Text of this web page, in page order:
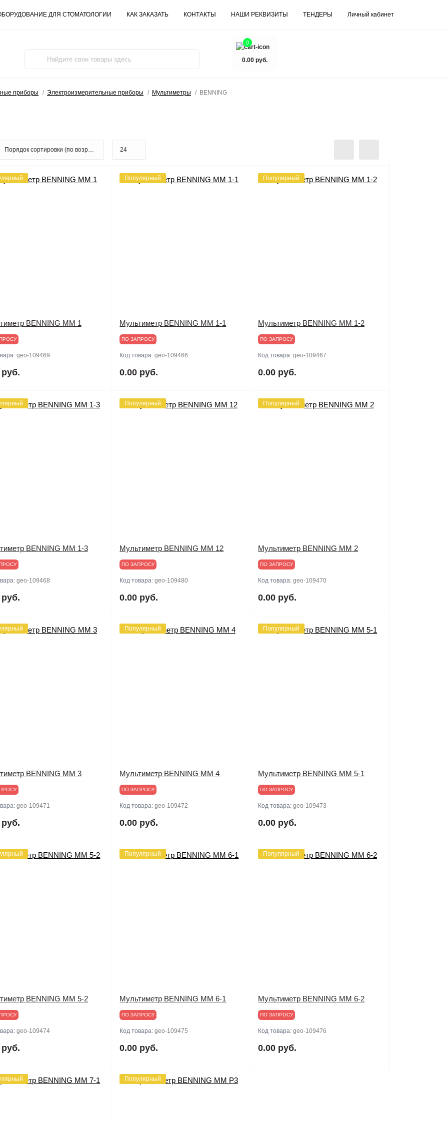
ДЛЯ СТОМАТОЛОГИИ КАК ЗАКАЗАТЬ КОНТАКТЫ НАШИ РЕКВИЗИТЫ ТЕНДЕРЫ Личный кабинет
0
0.00 руб.
приборы Электроизмерительные приборы Мультиметры BENNING
BENNING MM 1
geo-109469
Популярный
Мультиметр BENNING MM 1-1
ПО ЗАПРОСУ
Код товара:geo-109466
0.00 руб.
Популярный
Мультиметр BENNING MM 1-2
ПО ЗАПРОСУ
Код товара:geo-109467
0.00 руб.
BENNING MM 1-3
geo-109468
Популярный
Мультиметр BENNING MM 12
ПО ЗАПРОСУ
Код товара:geo-109480
0.00 руб.
Популярный
Мультиметр BENNING MM 2
ПО ЗАПРОСУ
Код товара:geo-109470
0.00 руб.
BENNING MM 3
geo-109471
Популярный
Мультиметр BENNING MM 4
ПО ЗАПРОСУ
Код товара:geo-109472
0.00 руб.
Популярный
Мультиметр BENNING MM 5-1
ПО ЗАПРОСУ
Код товара:geo-109473
0.00 руб.
BENNING MM 5-2
geo-109474
Популярный
Мультиметр BENNING MM 6-1
ПО ЗАПРОСУ
Код товара:geo-109475
0.00 руб.
Популярный
Мультиметр BENNING MM 6-2
ПО ЗАПРОСУ
Код товара:geo-109476
0.00 руб.
Популярный